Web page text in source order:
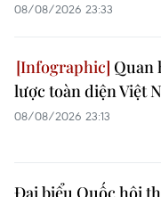
08/08/2026 23:33
Quan
lược toàn diện Việt
08/08/2026 23:13
Đại biểu Quốc hội